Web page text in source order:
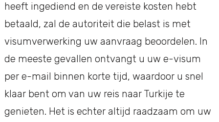
heeft ingediend en de vereiste kosten hebt
betaald, zal de autoriteit die belast is met
visumverwerking uw aanvraag beoordelen. In
de meeste gevallen ontvangt u uw e-visum
per e-mail binnen korte tijd, waardoor u snel
klaar bent om van uw reis naar Turkije te
genieten. Het is echter altijd raadzaam om uw